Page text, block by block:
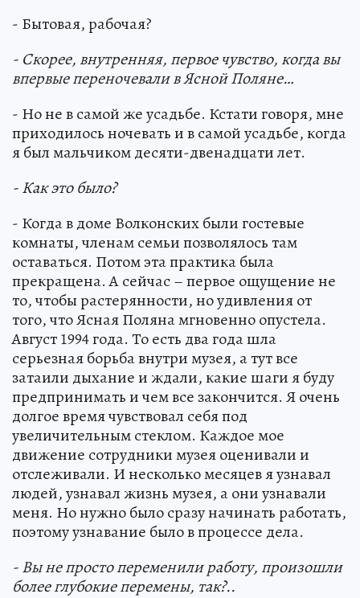
- Бытовая, рабочая?
- Скорее, внутренняя, первое чувство, когда вы
впервые переночевали в Ясной Поляне…
- Но не в самой же усадьбе. Кстати говоря, мне
приходилось ночевать и в самой усадьбе, когда
я был мальчиком десяти-двенадцати лет.
- Как это было?
- Когда в доме Волконских были гостевые
комнаты, членам семьи позволялось там
оставаться. Потом эта практика была
прекращена. А сейчас – первое ощущение не
то, чтобы растерянности, но удивления от
того, что Ясная Поляна мгновенно опустела.
Август 1994 года. То есть два года шла
серьезная борьба внутри музея, а тут все
затаили дыхание и ждали, какие шаги я буду
предпринимать и чем все закончится. Я очень
долгое время чувствовал себя под
увеличительным стеклом. Каждое мое
движение сотрудники музея оценивали и
отслеживали. И несколько месяцев я узнавал
людей, узнавал жизнь музея, а они узнавали
меня. Но нужно было сразу начинать работать,
поэтому узнавание было в процессе дела.
- Вы не просто переменили работу, произошли
более глубокие перемены, так?..